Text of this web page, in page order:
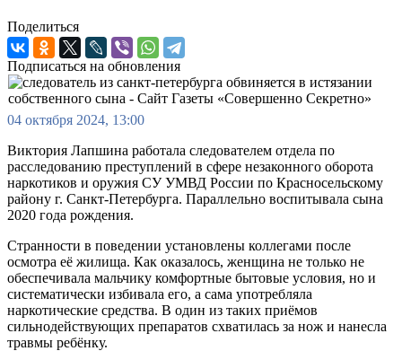
Поделиться
Подписаться на обновления
04 октября 2024, 13:00
Виктория Лапшина работала следователем отдела по
расследованию преступлений в сфере незаконного оборота
наркотиков и оружия СУ УМВД России по Красносельскому
району г. Санкт-Петербурга. Параллельно воспитывала сына
2020 года рождения.
Странности в поведении установлены коллегами после
осмотра её жилища. Как оказалось, женщина не только не
обеспечивала мальчику комфортные бытовые условия, но и
систематически избивала его, а сама употребляла
наркотические средства. В один из таких приёмов
сильнодействующих препаратов схватилась за нож и нанесла
травмы ребёнку.